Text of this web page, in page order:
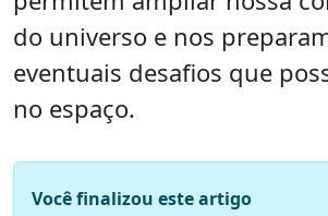
do universo e nos
eventuais desafios que
no espaço.
Você finalizou este artigo